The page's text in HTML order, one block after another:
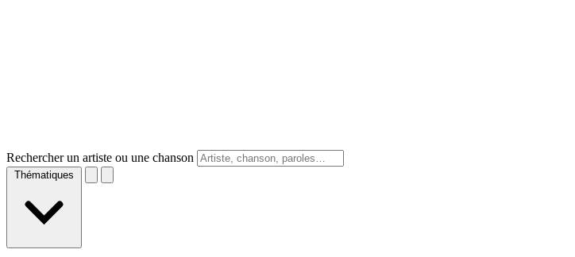
Rechercher un artiste ou une chanson
Thématiques